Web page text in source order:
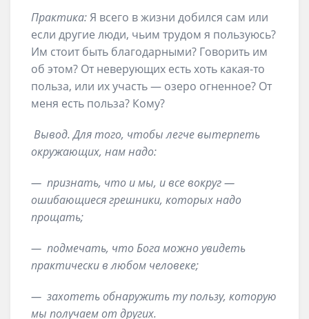
Практика:Я всего в жизни добился сам или
если другие люди, чьим трудом я пользуюсь?
Им стоит быть благодарными? Говорить им
об этом? От неверующих есть хоть какая-то
польза, или их участь — озеро огненное? От
меня есть польза? Кому?
Вывод.Для того, чтобы легче вытерпеть
окружающих, нам надо:
— признать, что и мы, и все вокруг —
ошибающиеся грешники, которых надо
прощать;
— подмечать, что Бога можно увидеть
практически в любом человеке;
— захотеть обнаружить ту пользу, которую
мы получаем от других.